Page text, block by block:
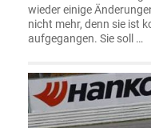
wieder einige
nicht mehr, denn sie ist
aufgegangen. Sie soll …